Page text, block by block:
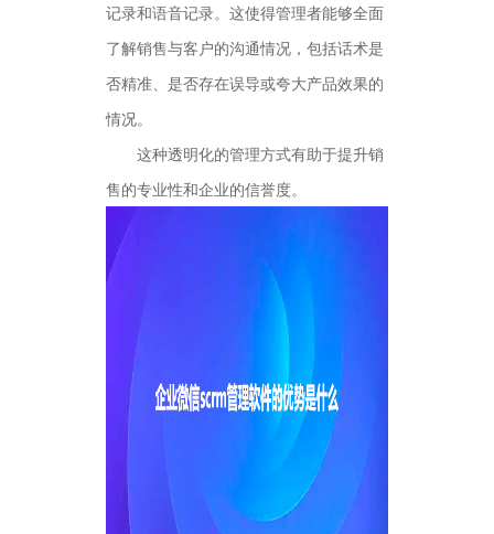
记录和语音记录。这使得管理者能够全面
了解销售与客户的沟通情况，包括话术是
否精准、是否存在误导或夸大产品效果的
情况。
这种透明化的管理方式有助于提升销
售的专业性和企业的信誉度。